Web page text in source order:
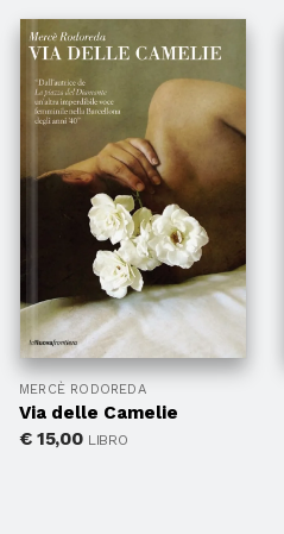
MERCÈ RODOREDA
Via delle Camelie
€15,00 LIBRO